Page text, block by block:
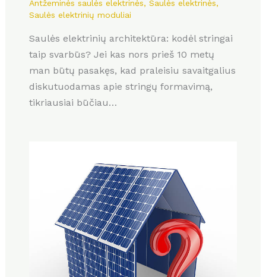
Antžeminės saulės elektrinės, Saulės elektrinės,
Saulės elektrinių moduliai
Saulės elektrinių architektūra: kodėl stringai
taip svarbūs? Jei kas nors prieš 10 metų
man būtų pasakęs, kad praleisiu savaitgalius
diskutuodamas apie stringų formavimą,
tikriausiai būčiau…